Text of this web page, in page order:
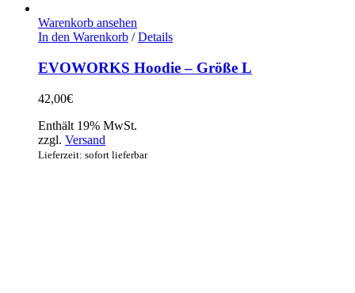
Warenkorb ansehen
In den Warenkorb / Details
EVOWORKS Hoodie – Größe L
42,00€
Enthält 19% MwSt.
zzgl. Versand
Lieferzeit: sofort lieferbar